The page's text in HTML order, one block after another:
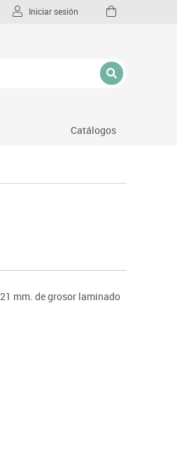
Iniciar sesión
Catálogos
mm. de grosor laminado